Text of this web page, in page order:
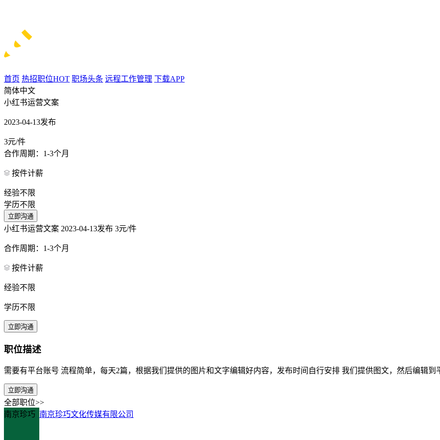
首页 热招职位HOT 职场头条 远程工作管理 下载APP
简体中文
小红书运营文案
2023-04-13发布
3元/件
合作周期：1-3个月
按件计薪
经验不限
学历不限
立即沟通
小红书运营文案 2023-04-13发布 3元/件
合作周期：1-3个月
按件计薪
经验不限
学历不限
立即沟通
职位描述
需要有平台账号 流程简单，每天2篇，根据我们提供的图片和文字编辑好内容，发布时间自行安排 我们提供图文，然后编辑到
立即沟通
全部职位>>
南京珍巧 南京珍巧文化传媒有限公司